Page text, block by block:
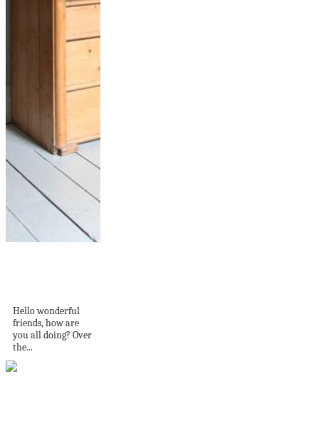
Hello wonderful
friends, how are
you all doing? Over
the...